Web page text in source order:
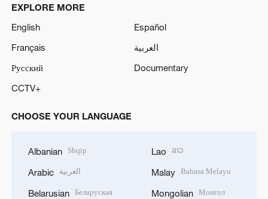
EXPLORE MORE
English
Español
Français
العربية
Русский
Documentary
CCTV+
CHOOSE YOUR LANGUAGE
Albanian Shqip
Arabic العربية
Belarusian Беларуская
Lao ລາວ
Malay Bahasa Melayu
Mongolian Монгол